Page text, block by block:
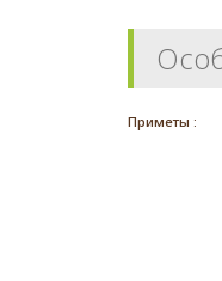
Приметы :